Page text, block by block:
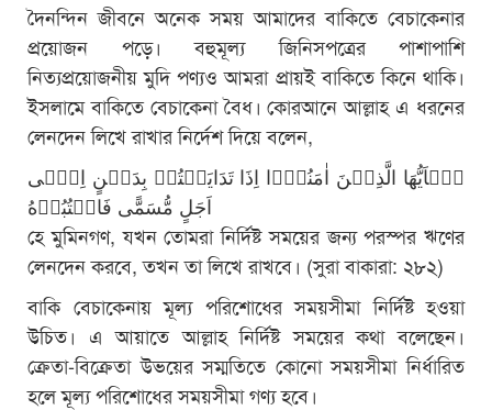
দৈনন্দিন জীবনে অনেক সময় আমাদের বাকিতে বেচাকেনার
প্রয়োজন পড়ে। বহুমূল্য জিনিসপত্রের পাশাপাশি
নিত্যপ্রয়োজনীয় মুদি পণ্যও আমরা প্রায়ই বাকিতে কিনে থাকি।
ইসলামে বাকিতে বেচাকেনা বৈধ। কোরআনে আল্লাহ এ ধরনের
লেনদেন লিখে রাখার নির্দেশ দিয়ে বলেন,
یٰۤاَیُّهَا الَّذِیۡنَ اٰمَنُوۡۤا اِذَا تَدَایَنۡتُمۡ بِدَیۡنٍ اِلٰۤی
اَجَلٍ مُّسَمًّی فَاکۡتُبُوۡهُ
হে মুমিনগণ, যখন তোমরা নির্দিষ্ট সময়ের জন্য পরস্পর ঋণের
লেনদেন করবে, তখন তা লিখে রাখবে। (সুরা বাকারা: ২৮২)
বাকি বেচাকেনায় মূল্য পরিশোধের সময়সীমা নির্দিষ্ট হওয়া
উচিত। এ আয়াতে আল্লাহ নির্দিষ্ট সময়ের কথা বলেছেন।
ক্রেতা-বিক্রেতা উভয়ের সম্মতিতে কোনো সময়সীমা নির্ধারিত
হলে মূল্য পরিশোধের সময়সীমা গণ্য হবে।